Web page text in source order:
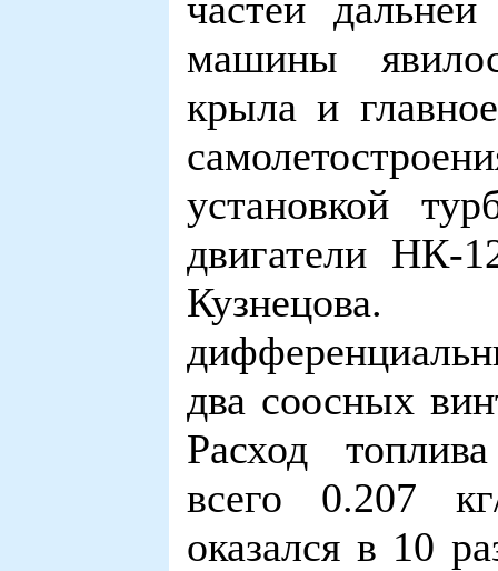
машины
крыла и
установкой
двигатели
два соосных
Расход
всего 0.207
оказался в 10